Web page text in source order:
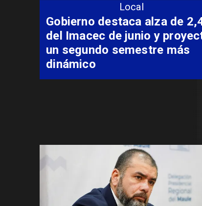
Local
Coordinación entre Curepto,
Delegación Presidencial y
Carabineros permite rescate
aeromédico de paciente
aislado